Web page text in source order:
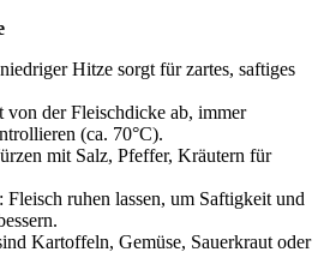
Hitze sorgt für zartes, saftiges
der Fleischdicke ab, immer
(ca. 70°C).
mit Salz, Pfeffer, Kräutern für
ruhen lassen, um Saftigkeit und
Kartoffeln, Gemüse, Sauerkraut oder